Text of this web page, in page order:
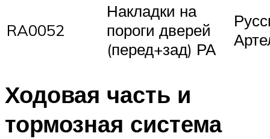
RA0052
Накладки на
пороги дверей
(перед+зад) РА
Ходовая часть и
тормозная система